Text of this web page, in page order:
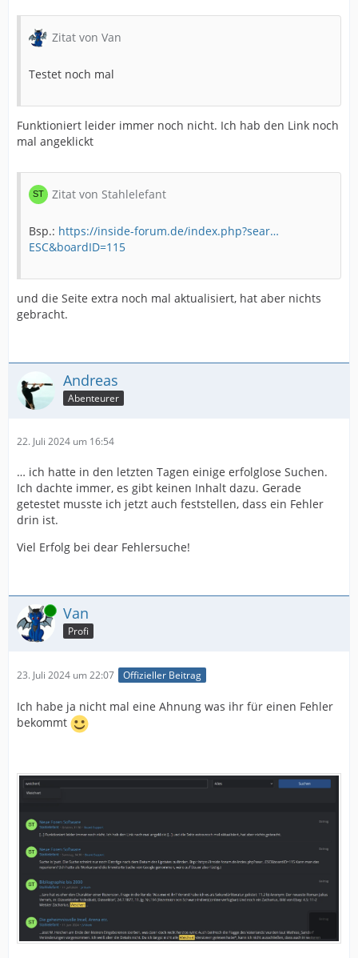
Zitat von Van
Testet noch mal
Funktioniert leider immer noch nicht. Ich hab den Link noch
mal angeklickt
Zitat von Stahlelefant
Bsp.: https://inside-forum.de/index.php?sear…
ESC&boardID=115
und die Seite extra noch mal aktualisiert, hat aber nichts
gebracht.
Andreas
Abenteurer
22. Juli 2024 um 16:54
… ich hatte in den letzten Tagen einige erfolglose Suchen.
Ich dachte immer, es gibt keinen Inhalt dazu. Gerade
getestet musste ich jetzt auch feststellen, dass ein Fehler
drin ist.
Viel Erfolg bei dear Fehlersuche!
Online Van
Profi
23. Juli 2024 um 22:07 Offizieller Beitrag
Ich habe ja nicht mal eine Ahnung was ihr für einen Fehler
bekommt